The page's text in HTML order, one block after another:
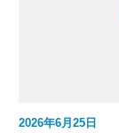
2026年6月25日